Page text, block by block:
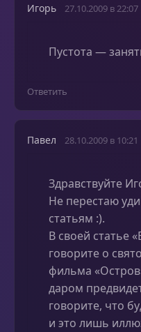
Игорь 27.10.2009 в 22:07
Пустота —
Ответить
Павел 28.10.2009 в 10:21
Здравствуйте
Не перестаю
статьям :).
В своей статье
говорите о
фильма
даром
говорите, что
и это лишь